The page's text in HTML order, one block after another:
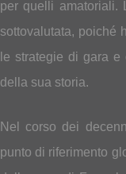
per quelli amatoriali.
sottovalutata, poiché
le strategie di gara
della sua storia.
Nel corso dei
punto di riferimento